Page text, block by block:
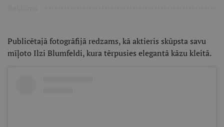
Publicētajā fotogrāfijā redzams, kā aktieris skūpsta savu
mīļoto Ilzi Blumfeldi, kura tērpusies elegantā kāzu kleitā.